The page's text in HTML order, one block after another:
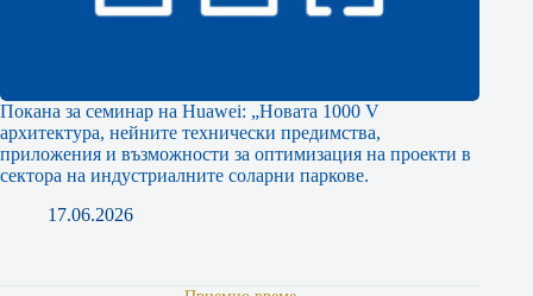
Покана за семинар на Huawei: „Новата 1000 V
архитектура, нейните технически предимства,
приложения и възможности за оптимизация на проекти в
сектора на индустриалните соларни паркове.
17.06.2026